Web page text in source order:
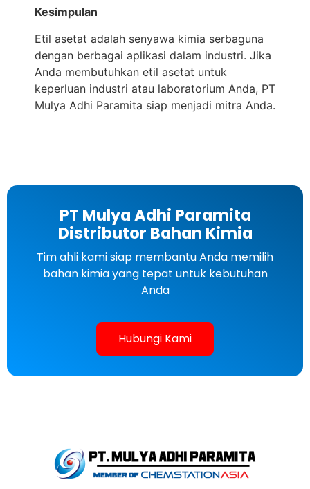
Kesimpulan
Etil asetat adalah senyawa kimia serbaguna
dengan berbagai aplikasi dalam industri. Jika
Anda membutuhkan etil asetat untuk
keperluan industri atau laboratorium Anda, PT
Mulya Adhi Paramita siap menjadi mitra Anda.
PT Mulya Adhi Paramita
Distributor Bahan Kimia
Tim ahli kami siap membantu Anda memilih
bahan kimia yang tepat untuk kebutuhan
Anda
Hubungi Kami